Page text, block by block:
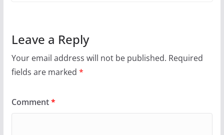
Leave a Reply
Your email address will not be published. Required
fields are marked *
Comment*